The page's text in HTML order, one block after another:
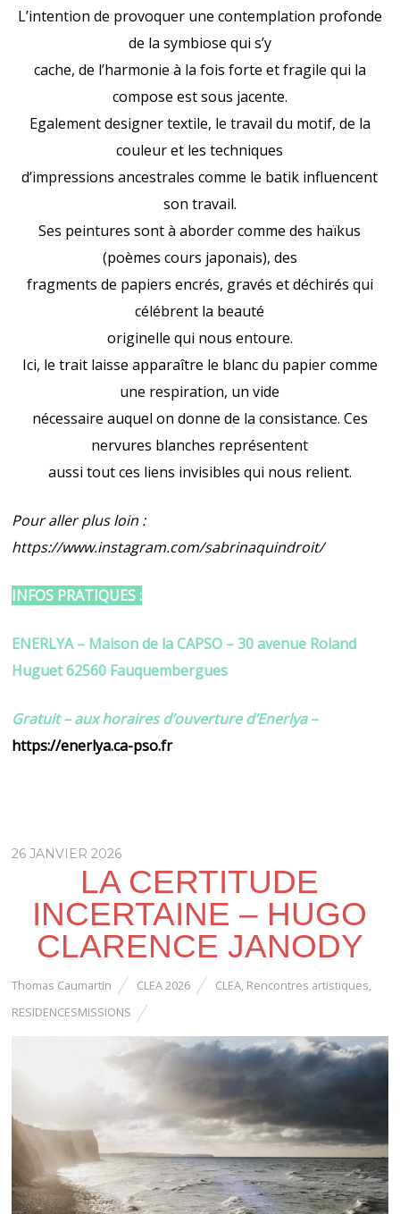
L’intention de provoquer une contemplation profonde
de la symbiose qui s’y
cache, de l’harmonie à la fois forte et fragile qui la
compose est sous jacente.
Egalement designer textile, le travail du motif, de la
couleur et les techniques
d’impressions ancestrales comme le batik influencent
son travail.
Ses peintures sont à aborder comme des haïkus
(poèmes cours japonais), des
fragments de papiers encrés, gravés et déchirés qui
célébrent la beauté
originelle qui nous entoure.
Ici, le trait laisse apparaître le blanc du papier comme
une respiration, un vide
nécessaire auquel on donne de la consistance. Ces
nervures blanches représentent
aussi tout ces liens invisibles qui nous relient.
Pour aller plus loin :
https://www.instagram.com/sabrinaquindroit/
INFOS PRATIQUES :
ENERLYA – Maison de la CAPSO – 30 avenue Roland
Huguet 62560 Fauquembergues
Gratuit – aux horaires d’ouverture d’Enerlya–
https://enerlya.ca-pso.fr
26 JANVIER 2026
LA CERTITUDE
INCERTAINE – HUGO
CLARENCE JANODY
Thomas Caumartin CLEA 2026 CLEA, Rencontres artistiques,
RESIDENCESMISSIONS